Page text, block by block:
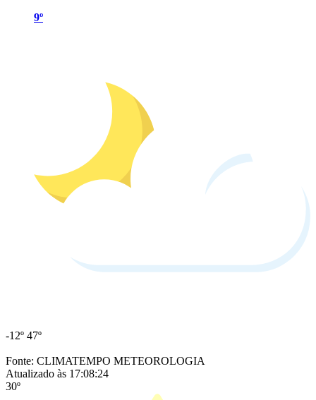
9º
-12º 47º
Fonte: CLIMATEMPO METEOROLOGIA
Atualizado às 17:08:24
30º